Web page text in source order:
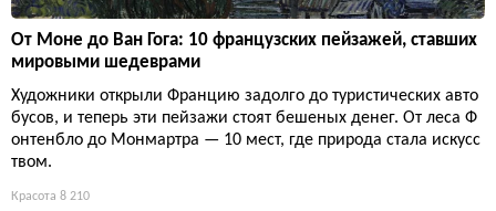
От Моне до Ван Гога: 10 французских пейзажей, ставших
мировыми шедеврами
Художники открыли Францию задолго до туристических авто
бусов, и теперь эти пейзажи стоят бешеных денег. От леса Ф
онтенбло до Монмартра — 10 мест, где природа стала искусс
твом.
Красота 8 210